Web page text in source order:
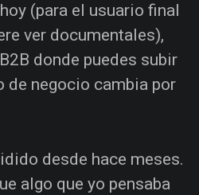
(para el usuario final
ver documentales),
donde puedes subir
de negocio cambia por
desde hace meses.
algo que yo pensaba